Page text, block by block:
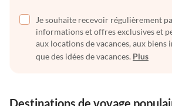
Je souhaite recevoir régulièrement
informations et offres exclusives et
aux locations de vacances, aux biens
que des idées de vacances. Plus